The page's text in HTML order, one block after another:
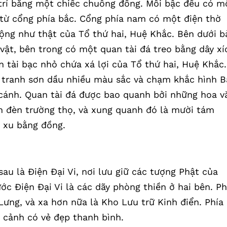
bằng một chiếc chuông đồng. Mỗi bậc đều có
cổng phía bắc. Cổng phía nam có một điện thờ
như thật của Tổ thứ hai, Huệ Khắc. Bên dưới
bên trong có một quan tài đá treo bằng dây
bạc nhỏ chứa xá lợi của Tổ thứ hai, Huệ Khắc.
sơn dầu nhiều màu sắc và chạm khắc hình
Quan tài đá được bao quanh bởi những hoa
đèn trường thọ, và xung quanh đó là mười tám
bằng đồng.
là Điện Đại Vi, nơi lưu giữ các tượng Phật của
Điện Đại Vi là các dãy phòng thiền ở hai bên.
và xa hơn nữa là Kho Lưu trữ Kinh điển. Phía
có vẻ đẹp thanh bình.